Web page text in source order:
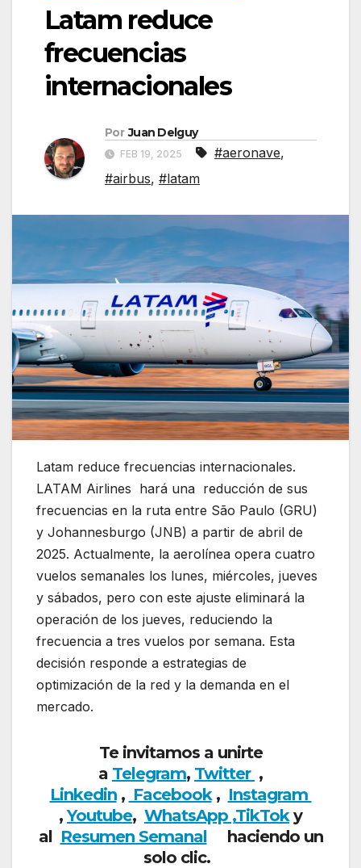
Latam reduce
frecuencias
internacionales
Por Juan Delguy
FEB 19, 2025 #aeronave,
#airbus, #latam
Latam reduce frecuencias internacionales.
LATAM Airlines hará una reducción de sus
frecuencias en la ruta entre São Paulo (GRU)
y Johannesburgo (JNB) a partir de abril de
2025. Actualmente, la aerolínea opera cuatro
vuelos semanales los lunes, miércoles, jueves
y sábados, pero con este ajuste eliminará la
operación de los jueves, reduciendo la
frecuencia a tres vuelos por semana. Esta
decisión responde a estrategias de
optimización de la red y la demanda en el
mercado.
Te invitamos a unirte
a Telegram, Twitter ,
Linkedin, Facebook, Instagram
,Youtube, WhatsApp ,TikToky
al Resumen Semanalhaciendo un
solo clic.